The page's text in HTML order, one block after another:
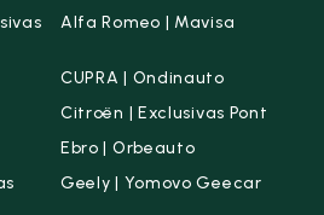
(14)
Alfa Romeo | Mavisa
CUPRA | Ondinauto
Citroën | Exclusivas Pont
Ebro | Orbeauto
Geely | Yomovo Geecar